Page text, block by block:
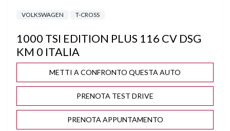
CAMBIO F1 AL VOLANTE
CERCHI "17
CLIMA AUTOMATICO BIZONA
COMPUTER DI BORDO
CRUISE CONTROL ADATTIVO
VOLKSWAGEN T-CROSS
1000 TSI EDITION PLUS 116 CV DSG
KM 0 ITALIA
METTI A CONFRONTO QUESTA AUTO
PRENOTA TEST DRIVE
PRENOTA APPUNTAMENTO